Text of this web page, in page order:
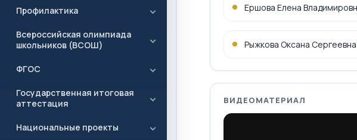
Профилактика
Всероссийская олимпиада
школьников (ВСОШ)
ФГОС
Государственная итоговая
аттестация
Национальные проекты
Ершова Елена
Рыжкова Оксана
ВИДЕОМАТЕРИАЛ